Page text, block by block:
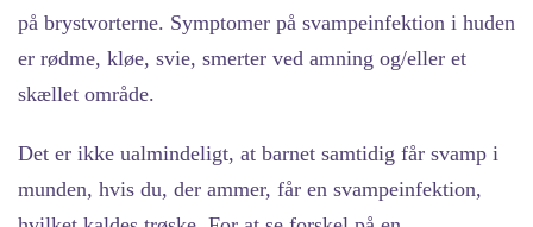
på brystvorterne. Symptomer på svampeinfektion i huden
er rødme, kløe, svie, smerter ved amning og/eller et
skællet område.
Det er ikke ualmindeligt, at barnet samtidig får svamp i
munden, hvis du, der ammer, får en svampeinfektion,